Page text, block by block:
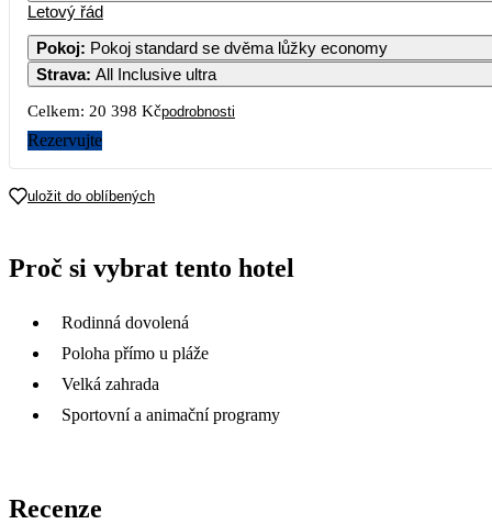
2
9 769 13 739
Letový řád
Pokoj:
Pokoj standard se dvěma lůžky economy
Strava: All Inclusive ultra
Celkem: 20 398 Kčpodrobnosti
Rezervujte
uložit do oblíbených
Proč si vybrat tento hotel
Rodinná dovolená
Poloha přímo u pláže
Velká zahrada
Sportovní a animační programy
Recenze